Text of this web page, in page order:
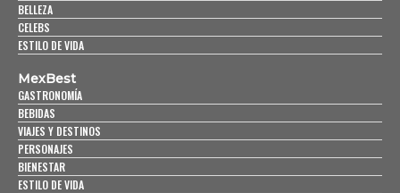
BELLEZA
CELEBS
ESTILO DE VIDA
MexBest
GASTRONOMÍA
BEBIDAS
VIAJES Y DESTINOS
PERSONAJES
BIENESTAR
ESTILO DE VIDA